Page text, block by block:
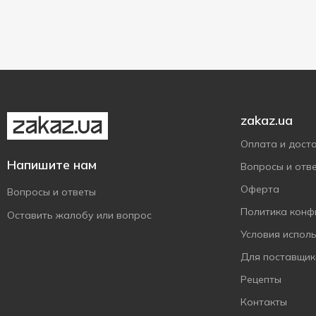
Без консервантов
Без лактозы
Показать больше
Напишите нам
Вопросы и ответы
Оставить жалобу или вопрос
zakaz.ua
Оплата и
Вопросы и
Оферта
Политика
Условия
Для
Рецепты
Контакты